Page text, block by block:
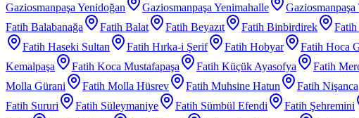
Gaziosmanpaşa Yenidoğan
Gaziosmanpaşa Yenimahalle Gaziosmanpaşa
Fatih Balabanağa
Fatih Balat Fatih Beyazıt Fatih Binbirdirek Fatih
Fatih Haseki Sultan
Fatih Hırka-i Şerif Fatih Hobyar Fatih Hoca
Kemalpaşa
Fatih Koca Mustafapaşa Fatih Küçük Ayasofya Fatih
Molla Gürani
Fatih Molla Hüsrev Fatih Muhsine Hatun Fatih Nişanca
Fatih Sururi
Fatih Süleymaniye Fatih Sümbül Efendi Fatih Şehremini